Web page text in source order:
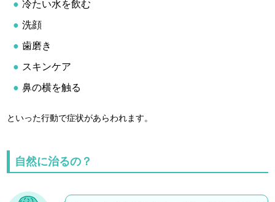
冷たい水を飲む
洗顔
歯磨き
スキンケア
鼻の横を触る
といった行動で症状があらわれます。
自然に治るの？